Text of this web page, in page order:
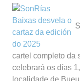
cartel completo da
celebrará os días
localidade de